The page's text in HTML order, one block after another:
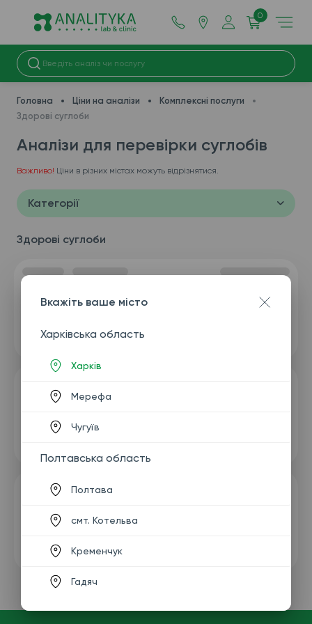
0
Головна Ціни на аналізи
Комплексні послуги
Здорові суглоби
Аналізи для перевірки суглобів
Важливо! Ціни в різних містах можуть відрізнятися.
Категорії
Здорові суглоби
Вкажіть ваше місто
Харківська область
Харків
Мерефа
Чугуїв
Полтавська область
Полтава
смт. Котельва
Кременчук
Гадяч